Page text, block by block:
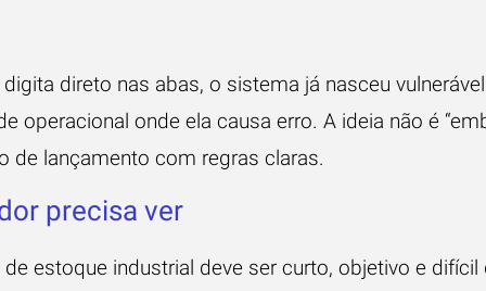
direto nas abas, o sistema já nasceu
operacional onde ela causa erro. A ideia não é
de lançamento com regras claras.
precisa ver
estoque industrial deve ser curto, objetivo e difícil